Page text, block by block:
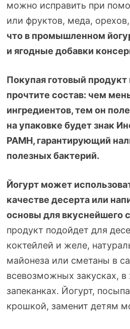
можно исправить при
или фруктов, меда,
что в промышленном
и ягодные добавки
Покупая готовый продукт
прочтите состав: чем
ингредиентов, тем он
на упаковке будет знак
РАМН, гарантирующий
полезных бактерий.
Йогурт может
качестве десерта или
основы для вкуснейшего
продукт подойдет для
коктейлей и желе,
майонеза или сметаны в
всевозможных закусках,
запеканках. Йогурт,
крошкой, заменит детям